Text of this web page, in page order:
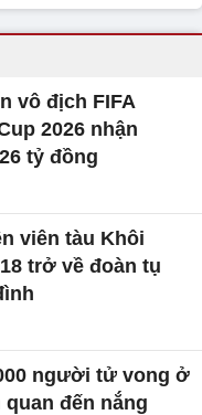
vô địch FIFA
2026 nhận
tỷ đồng
viên tàu Khôi
trở về đoàn tụ
người tử vong ở
đến nắng